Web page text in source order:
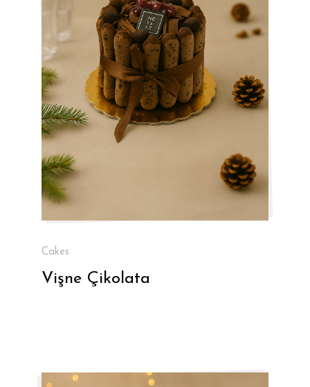
Cakes
Vişne Çikolata